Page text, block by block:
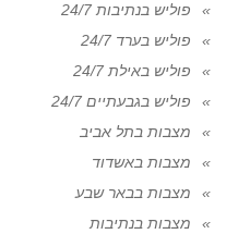
פוליש בנתיבות 24/7
פוליש בערד 24/7
פוליש באילת 24/7
פוליש בגבעתיים 24/7
מצבות בתל אביב
מצבות באשדוד
מצבות בבאר שבע
מצבות בנתיבות